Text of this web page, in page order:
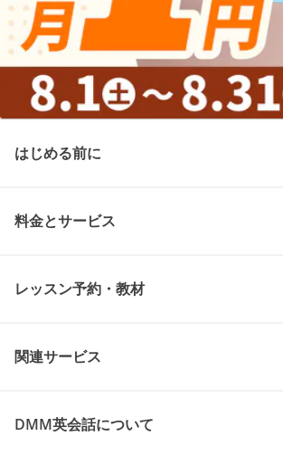
はじめる前に
料金とサービス
レッスン予約・教材
関連サービス
DMM英会話について